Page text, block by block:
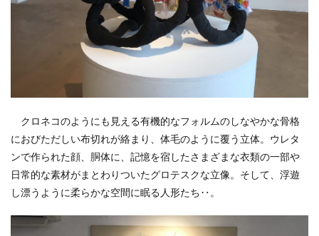
クロネコのようにも見える有機的なフォルムのしなやかな骨格
におびただしい布切れが絡まり、体毛のように覆う立体。ウレタ
ンで作られた顔、胴体に、記憶を宿したさまざまな衣類の一部や
日常的な素材がまとわりついたグロテスクな立像。そして、浮遊
し漂うように柔らかな空間に眠る人形たち‥。